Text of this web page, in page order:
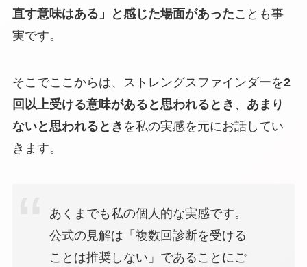
直す意味はある」と感じた場面があったことも事
実です。
そこでここからは、ストレングスファインダーを2
回以上受ける意味があると思われるとき 、 あまり
ないと思われるとき を私の実感を元にお話してい
きます。
あくまでも私の個人的な実感です。
公式の見解は「複数回診断を受ける
ことは推奨しない」であることにご